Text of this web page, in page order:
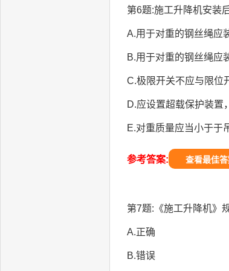
第6题:施工升降机安装
A.用于对重的钢丝绳应
B.用于对重的钢丝绳应
C.极限开关不应与限位
D.应设置超载保护装置
E.对重质量应当小于于
参考答案: 查看最佳
第7题:《施工升降机》
A.正确
B.错误